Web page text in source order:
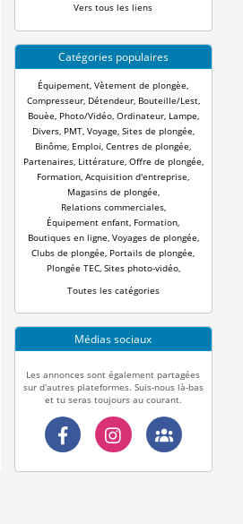
Vers tous les liens
Catégories populaires
Équipement Vètement de plongèe
Compresseur, Détendeur, Bouteille/Lest,
Bouèe Photo/Vidéo, Ordinateur, Lampe
Divers, PMT, Voyage Sites de plongée
Binôme Emploi Centres de plongée
Partenaires, Littérature Offre de plongée
Formation Acquisition d'entreprise
Magasins de plongée
Relations commerciales,
Équipement enfant Formation
Boutiques en ligne Voyages de plongée
Clubs de plongée Portails de plongée
Plongée TEC, Sites photo-vidéo,
Toutes les catégories
Médias sociaux
Les annonces sont également partagées
sur d'autres plateformes. Suis-nous là-bas
et tu seras toujours au courant.